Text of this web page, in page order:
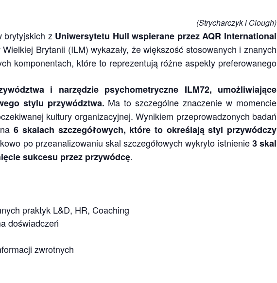
(Strycharczyk i Clough)
brytyjskich z Uniwersytetu Hull wspierane przez AQR International
Wielkiej Brytanii (ILM) wykazały, że większość stosowanych i znanych
komponentach, które to reprezentują różne aspekty preferowanego
i narzędzie psychometryczne ILM72, umożliwiające
stylu przywództwa. Ma to szczególne znaczenie w momencie
kultury organizacyjnej. Wynikiem przeprowadzonych badań
6 skalach szczegółowych, które to określają styl przywódczy
po przeanalizowaniu skal szczegółowych wykryto istnienie3 skal
sukcesu przez przywódcę.
praktyk L&D, HR, Coaching
doświadczeń
zwrotnych